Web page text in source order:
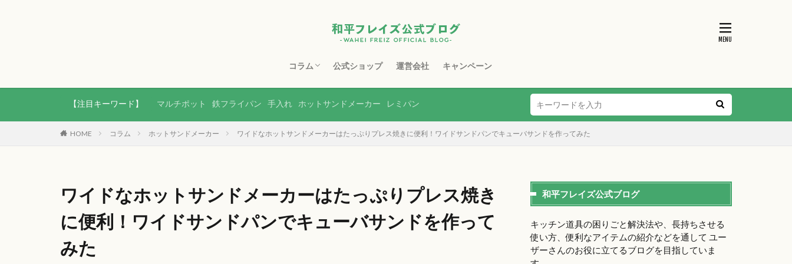
コラム
フライパン
鉄フライパン
スキレット
マルチポット
ホーロー製品
ステンレス製品
銅製品
ホットサンドメーカー
包丁・まな板
水切り・収納
土鍋
ボトル・タンブラー
レンジ調理器
その他
公式ショップ 運営会社 キャンペーン
【注目キーワード】 マルチポット 鉄フライパン 手入れ ホットサンドメーカー レミパン
HOME コラム ホットサンドメーカー ワイドなホットサンドメーカーはたっぷりプレス焼きに便利！ワイドサンドパンでキューバサンドを作ってみた
ワイドなホットサンドメーカーはたっぷりプレス焼き
に便利！ワイドサンドパンでキューバサンドを作って
みた
和平フレイズ公式ブログ
キッチン道具の困りごと解決法や、長持ちさせる
使い方、便利なアイテムの紹介などを通して ユー
ザーさんのお役に立てるブログを目指していま